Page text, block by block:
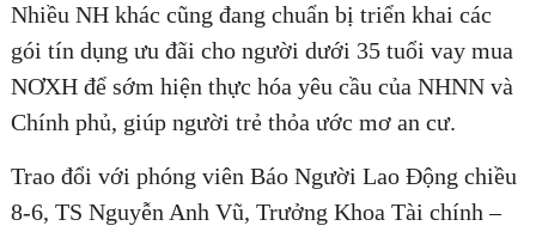
Nhiều NH khác cũng đang chuẩn bị triển khai các
gói tín dụng ưu đãi cho người dưới 35 tuổi vay mua
NƠXH để sớm hiện thực hóa yêu cầu của NHNN và
Chính phủ, giúp người trẻ thỏa ước mơ an cư.
Trao đổi với phóng viên Báo Người Lao Động chiều
8-6, TS Nguyễn Anh Vũ, Trưởng Khoa Tài chính –